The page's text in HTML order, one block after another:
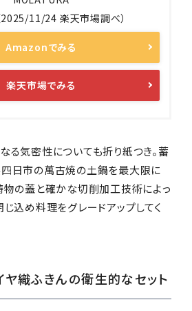
11/24 楽天市場調べ）
Amazonでみる
楽天市場でみる
る気密性についても折り紙つき。蓄
日市の萬古焼の土鍋を最大限に
物の蓋と確かな切削加工技術によっ
込め料理をグレードアップしてく
織ふきんの衛生的なセット